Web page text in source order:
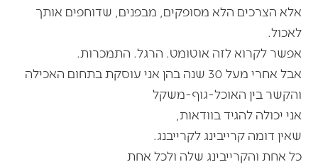
אלא הצרכים הלא מסופקים, מבפנים, שדוחפים אותך
לאכול.
אפשר לקרוא לזה אוטומט. הרגל. התמכרות.
אבל אחרי מעל 30 שנה בהן אני עוסקת בתחום האכילה
והקשר בין האוכל-גוף-משקל
אני יכולה להגיד בוודאות,
שאין דומה קרייבינג לקרייבנג.
כל אחת והקרייבינג שלה ולכל אחת